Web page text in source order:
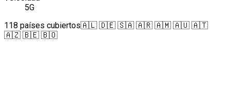
5G
118 países cubiertos🇦🇱 🇩🇪 🇸🇦 🇦🇷 🇦🇲 🇦🇺 🇦🇹
🇦🇿 🇧🇪 🇧🇴